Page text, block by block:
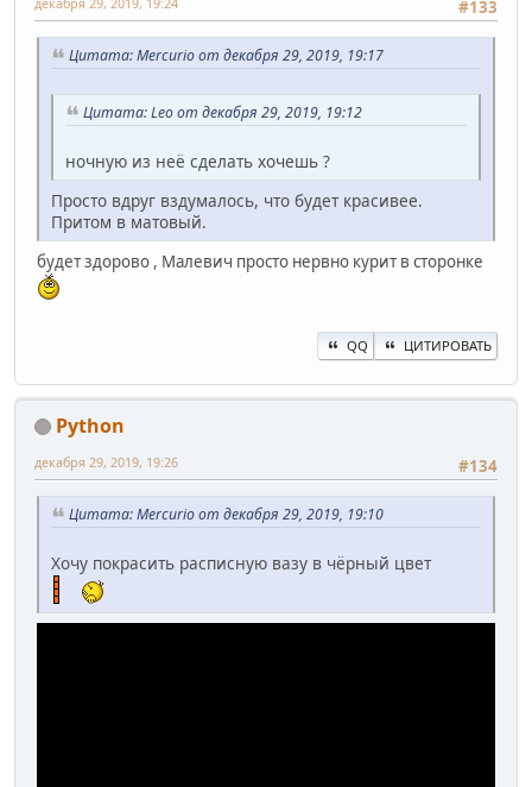
#133
Цитата: Mercurio от декабря 29, 2019, 19:17
Цитата: Leo от декабря 29, 2019, 19:12
ночную из неё сделать хочешь ?
Просто вдруг вздумалось, что будет красивее.
Притом в матовый.
будет здорово , Малевич просто нервно курит в сторонке
QQ ЦИТИРОВАТЬ
Python
#134
декабря 29, 2019, 19:26
Цитата: Mercurio от декабря 29, 2019, 19:10
Хочу покрасить расписную вазу в чёрный цвет